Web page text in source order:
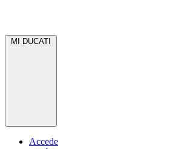
MI DUCATI
Accede